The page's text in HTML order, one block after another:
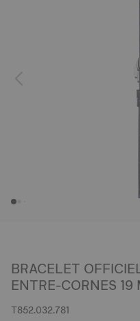
BRACELET
ENTRE-CORNES 19
T852.032.781